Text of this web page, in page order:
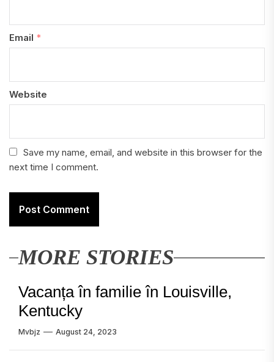
Email *
Website
Save my name, email, and website in this browser for the
next time I comment.
MORE STORIES
Vacanța în familie în Louisville,
Kentucky
Mvbjz August 24, 2023